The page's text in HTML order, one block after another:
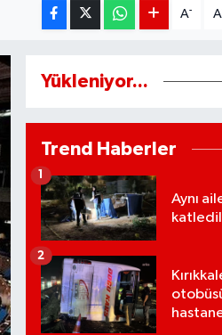
A- A
Yükleniyor...
Trend Haberler
Aynı
1
2